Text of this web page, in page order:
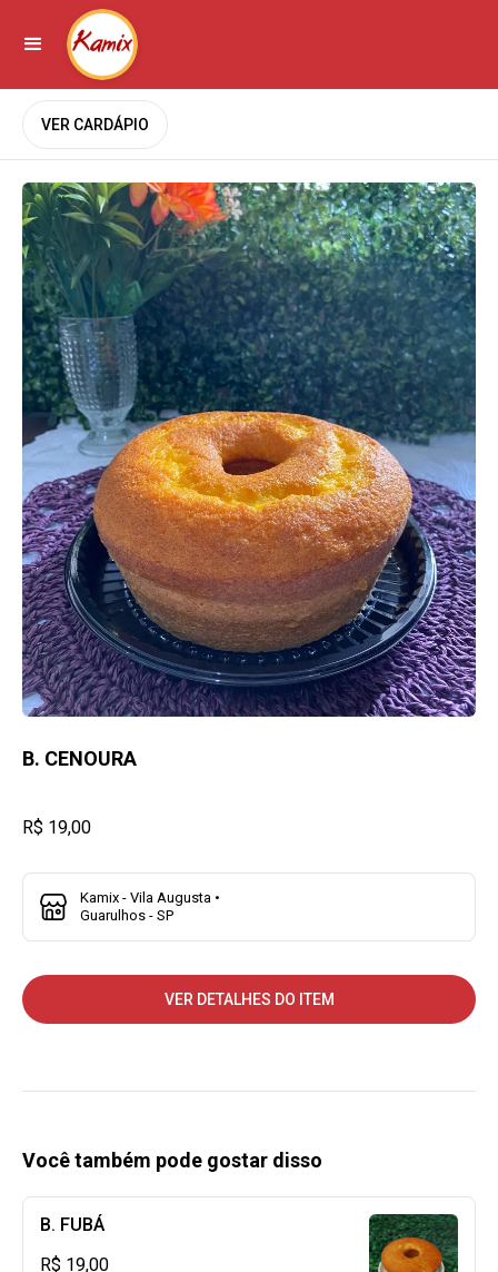
VER CARDÁPIO
B. CENOURA
R$ 19,00
Kamix - Vila Augusta •
Guarulhos - SP
VER DETALHES DO ITEM
Você também pode gostar disso
B. FUBÁ
R$ 19,00